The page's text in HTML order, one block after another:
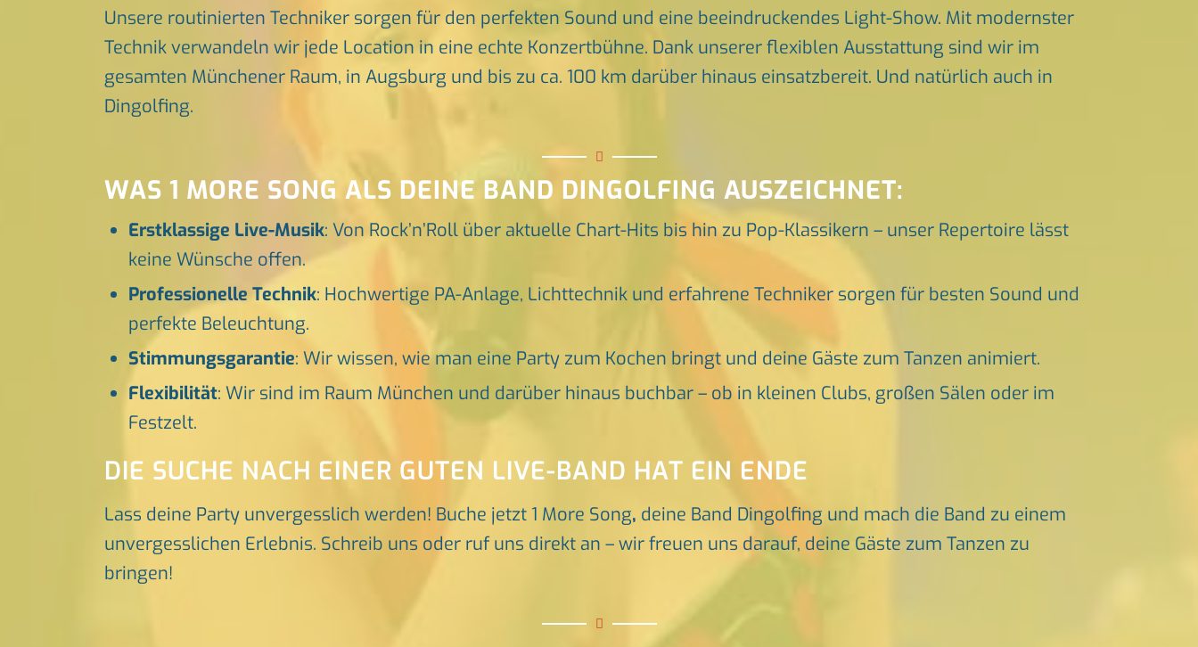
Unsere routinierten Techniker sorgen für den perfekten Sound und eine beeindruckendes Light-Show. Mit modernster
Technik verwandeln wir jede Location in eine echte Konzertbühne. Dank unserer flexiblen Ausstattung sind wir im
gesamten Münchener Raum, in Augsburg und bis zu ca. 100 km darüber hinaus einsatzbereit. Und natürlich auch in
Dingolfing.
WAS 1 MORE SONG ALS DEINE BAND DINGOLFING AUSZEICHNET:
Erstklassige Live-Musik: Von Rock’n’Roll über aktuelle Chart-Hits bis hin zu Pop-Klassikern – unser Repertoire lässt
keine Wünsche offen.
Professionelle Technik: Hochwertige PA-Anlage, Lichttechnik und erfahrene Techniker sorgen für besten Sound und
perfekte Beleuchtung.
Stimmungsgarantie: Wir wissen, wie man eine Party zum Kochen bringt und deine Gäste zum Tanzen animiert.
Flexibilität: Wir sind im Raum München und darüber hinaus buchbar – ob in kleinen Clubs, großen Sälen oder im
Festzelt.
DIE SUCHE NACH EINER GUTEN LIVE-BAND HAT EIN ENDE
Lass deine Party unvergesslich werden! Buche jetzt 1 More Song, deine Band Dingolfing und mach die Band zu einem
unvergesslichen Erlebnis. Schreib uns oder ruf uns direkt an – wir freuen uns darauf, deine Gäste zum Tanzen zu
bringen!